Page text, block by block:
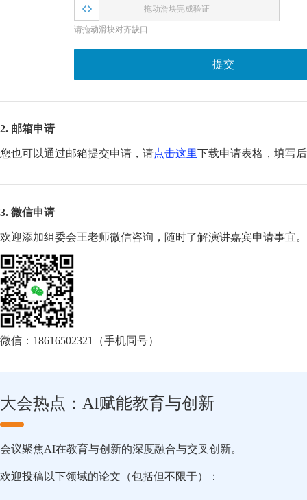
拖动滑块完成验证
请拖动滑块对齐缺口
提交
2. 邮箱申请
您也可以通过邮箱提交申请，请点击这里下载申请表格，填写
3. 微信申请
欢迎添加组委会王老师微信咨询，随时了解演讲嘉宾申请事宜。
微信：18616502321（手机同号）
大会热点：AI赋能教育与创新
会议聚焦AI在教育与创新的深度融合与交叉创新。
欢迎投稿以下领域的论文（包括但不限于）：